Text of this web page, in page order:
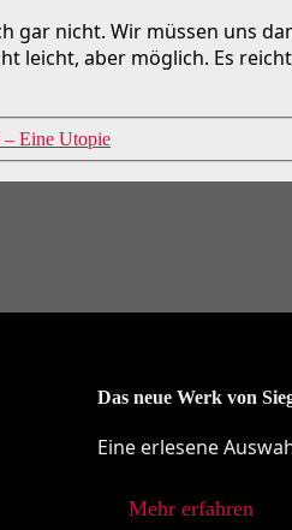
nicht. Wir müssen uns
leicht, aber möglich. Es
– Eine Utopie
Das neue Werk von
Eine erlesene
Mehr erfahren